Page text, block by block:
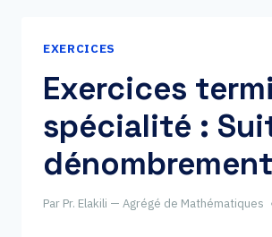
EXERCICES
Exercices
spécialité :
Par Pr. Elakili — Agrégé de Mathématiques